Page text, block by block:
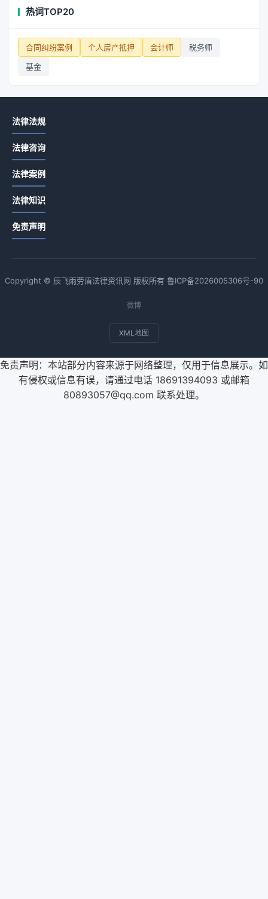
热词TOP20
合同纠纷案例 个人房产抵押 会计师
税务师
基金
法律法规
法律咨询
法律案例
法律知识
免责声明
Copyright © 辰飞雨劳盾法律资讯网 版权所有 鲁ICP备2026005306号-90
微博
XML地图
免责声明：本站部分内容来源于网络整理，仅用于信息展示。如
有侵权或信息有误，请通过电话 18691394093 或邮箱
80893057@qq.com 联系处理。